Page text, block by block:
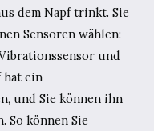
dem Napf trinkt. Sie
Sensoren wählen:
und
hat ein
und Sie können ihn
So können Sie